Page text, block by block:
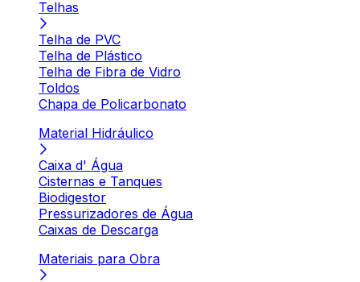
Telhas
Telha de PVC
Telha de Plástico
Telha de Fibra de Vidro
Toldos
Chapa de Policarbonato
Material Hidráulico
Caixa d' Água
Cisternas e Tanques
Biodigestor
Pressurizadores de Água
Caixas de Descarga
Materiais para Obra